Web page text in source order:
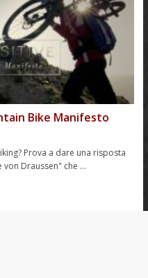
Bike Manifesto
Prova a dare una risposta
Draussen" che …